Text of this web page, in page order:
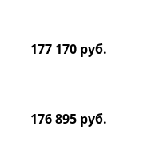
177 170 руб.
176 895 руб.